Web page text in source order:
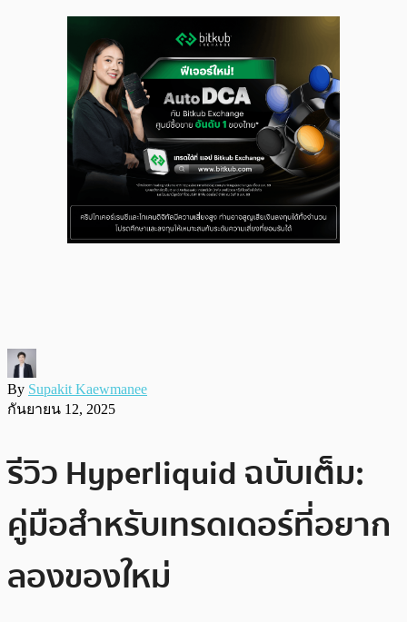
By Supakit Kaewmanee
กันยายน 12, 2025
รีวิว Hyperliquid ฉบับเต็ม:
คู่มือสำหรับเทรดเดอร์ที่อยาก
ลองของใหม่